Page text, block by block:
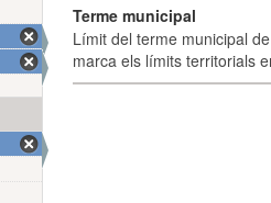
Terme municipal
Límit del terme municipal
marca els límits territorials